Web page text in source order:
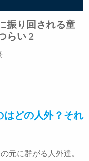
振り回される童
らい 2
はどの人外？それ
元に群がる人外達。